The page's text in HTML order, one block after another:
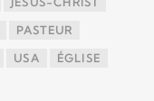
PASTEUR
USA ÉGLISE